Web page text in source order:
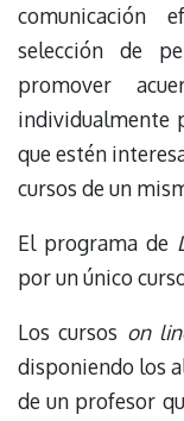
comunicación
selección de
promover
individualmente
que estén
cursos de un
El programa de
por un único
Los cursos on
disponiendo los
de un profesor